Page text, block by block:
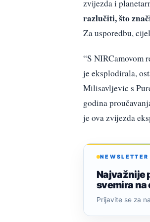
zvijezda i
razlučiti, što
Za usporedbu,
“S NIRCamovom
je eksplodirala,
Milisavljevic s
godina
je ova zvijezda
NEWSLETTER
Najvažnije
svemira na
Prijavite se za